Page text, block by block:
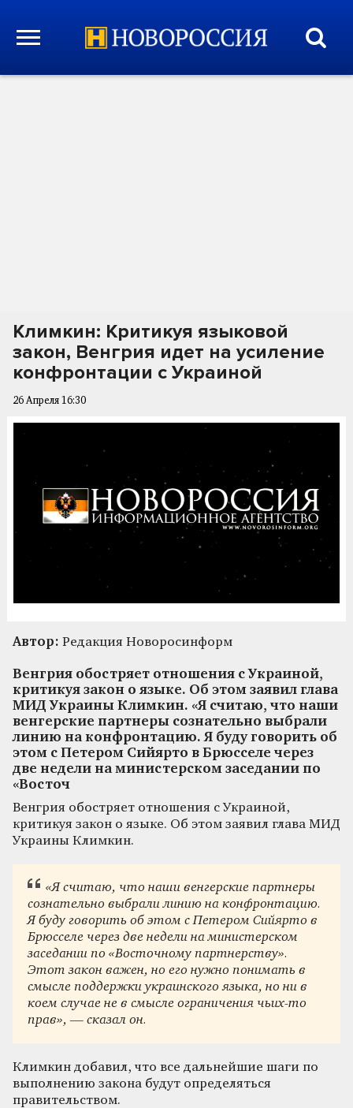
Климкин: Критикуя языковой
закон, Венгрия идет на усиление
конфронтации с Украиной
26 Апреля 16:30
Автор: Редакция Новоросинформ
Венгрия обостряет отношения с Украиной,
критикуя закон о языке. Об этом заявил глава
МИД Украины Климкин. «Я считаю, что наши
венгерские партнеры сознательно выбрали
линию на конфронтацию. Я буду говорить об
этом с Петером Сийярто в Брюсселе через
две недели на министерском заседании по
«Восточ
Венгрия обостряет отношения с Украиной,
критикуя закон о языке. Об этом заявил глава МИД
Украины Климкин.
«Я считаю, что наши венгерские партнеры
сознательно выбрали линию на конфронтацию.
Я буду говорить об этом с Петером Сийярто в
Брюсселе через две недели на министерском
заседании по «Восточному партнерству».
Этот закон важен, но его нужно понимать в
смысле поддержки украинского языка, но ни в
коем случае не в смысле ограничения чьих-то
прав», — сказал он.
Климкин добавил, что все дальнейшие шаги по
выполнению закона будут определяться
правительством.